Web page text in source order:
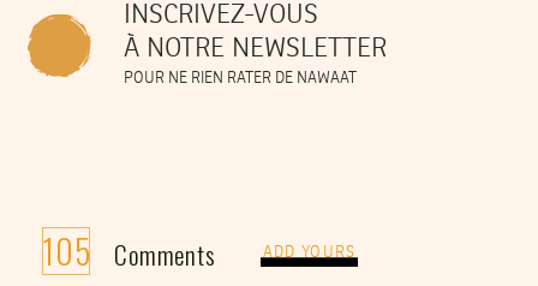
INSCRIVEZ-VOUS
À NOTRE NEWSLETTER
POUR NE RIEN RATER DE NAWAAT
105 Comments ADD YOURS